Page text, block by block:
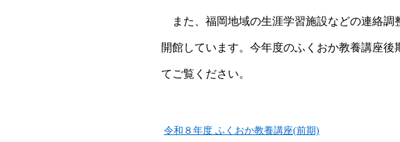
また、 福岡地域の生涯学習施設などの連絡調
開館しています。今年度のふくおか教養講座
てご覧ください。
令和８年度 ふくおか教養講座(前期)